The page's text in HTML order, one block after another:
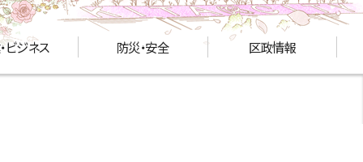
ビジネス 防災・安全 区政情報